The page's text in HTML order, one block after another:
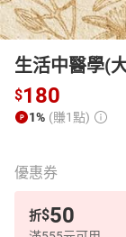
生活中醫學(
$180
1% (賺1點)
優惠券
折$50